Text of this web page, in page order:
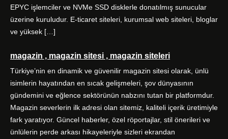
EPYC işlemciler ve NVMe SSD disklerle donatılmış sunucular
üzerine kuruludur. E-ticaret siteleri, kurumsal web siteleri, bloglar
ve yüksek […]
magazin , magazin sitesi , magazin siteleri
Türkiye’nin en dinamik ve güvenilir magazin sitesi olarak, ünlü
isimlerin hayatından en sıcak gelişmeleri, şov dünyasının
gündemini ve eğlence sektörünün nabzını tutan bir platformdur.
Magazin severlerin ilk adresi olan sitemiz, kaliteli içerik üretimiyle
fark yaratıyor. Güncel haberler, özel röportajlar, stil önerileri ve
ünlülerin perde arkası hikayeleriyle sizleri ekrandan